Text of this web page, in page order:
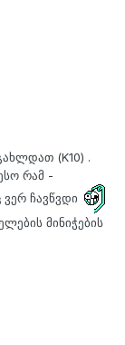
(K10) .
რამ -
ჩავწვდი
მინიჭების